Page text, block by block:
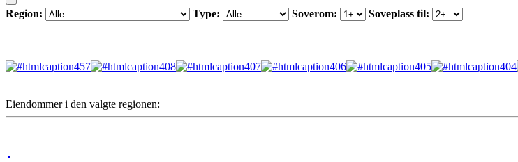
Region: Type: Soverom: Soveplass til:
Eiendommer i den valgte regionen: